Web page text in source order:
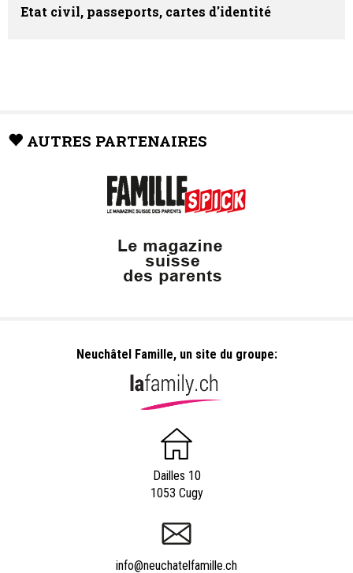
Etat civil, passeports, cartes d'identité
AUTRES PARTENAIRES
Neuchâtel Famille, un site du groupe:
Dailles 10
1053 Cugy
info@neuchatelfamille.ch